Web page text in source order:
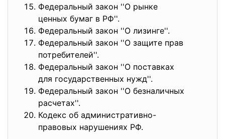
Федеральный закон ''О рынке
ценных бумаг в РФ''.
Федеральный закон ''О лизинге''.
Федеральный закон ''О защите прав
потребителей''.
Федеральный закон ''О поставках
для государственных нужд''.
Федеральный закон ''О безналичных
расчетах''.
Кодекс об административно-
правовых нарушениях РФ.